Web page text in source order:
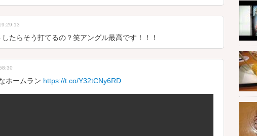
したらそう打てるの？笑アングル最高です！！！
ホームラン https://t.co/Y32tCNy6RD